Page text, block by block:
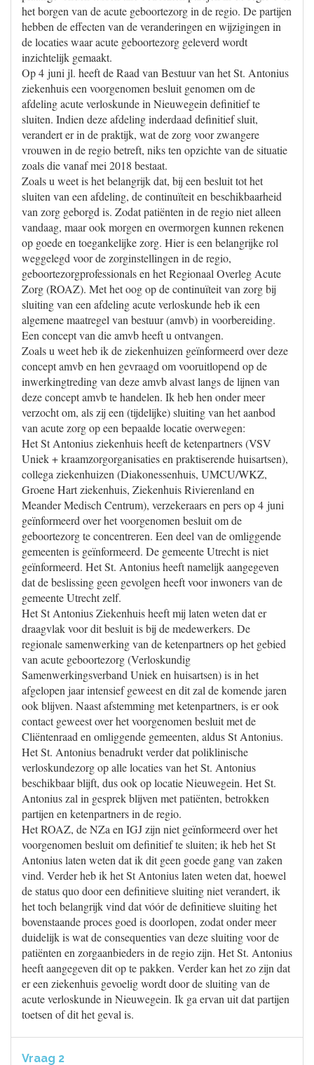
het borgen van de acute geboortezorg in de regio. De partijen
hebben de effecten van de veranderingen en wijzigingen in
de locaties waar acute geboortezorg geleverd wordt
inzichtelijk gemaakt.
Op 4 juni jl. heeft de Raad van Bestuur van het St. Antonius
ziekenhuis een voorgenomen besluit genomen om de
afdeling acute verloskunde in Nieuwegein definitief te
sluiten. Indien deze afdeling inderdaad definitief sluit,
verandert er in de praktijk, wat de zorg voor zwangere
vrouwen in de regio betreft, niks ten opzichte van de situatie
zoals die vanaf mei 2018 bestaat.
Zoals u weet is het belangrijk dat, bij een besluit tot het
sluiten van een afdeling, de continuïteit en beschikbaarheid
van zorg geborgd is. Zodat patiënten in de regio niet alleen
vandaag, maar ook morgen en overmorgen kunnen rekenen
op goede en toegankelijke zorg. Hier is een belangrijke rol
weggelegd voor de zorginstellingen in de regio,
geboortezorgprofessionals en het Regionaal Overleg Acute
Zorg (ROAZ). Met het oog op de continuïteit van zorg bij
sluiting van een afdeling acute verloskunde heb ik een
algemene maatregel van bestuur (amvb) in voorbereiding.
Een concept van die amvb heeft u ontvangen.
Zoals u weet heb ik de ziekenhuizen geïnformeerd over deze
concept amvb en hen gevraagd om vooruitlopend op de
inwerkingtreding van deze amvb alvast langs de lijnen van
deze concept amvb te handelen. Ik heb hen onder meer
verzocht om, als zij een (tijdelijke) sluiting van het aanbod
van acute zorg op een bepaalde locatie overwegen:
Het St Antonius ziekenhuis heeft de ketenpartners (VSV
Uniek + kraamzorgorganisaties en praktiserende huisartsen),
collega ziekenhuizen (Diakonessenhuis, UMCU/WKZ,
Groene Hart ziekenhuis, Ziekenhuis Rivierenland en
Meander Medisch Centrum), verzekeraars en pers op 4 juni
geïnformeerd over het voorgenomen besluit om de
geboortezorg te concentreren. Een deel van de omliggende
gemeenten is geïnformeerd. De gemeente Utrecht is niet
geïnformeerd. Het St. Antonius heeft namelijk aangegeven
dat de beslissing geen gevolgen heeft voor inwoners van de
gemeente Utrecht zelf.
Het St Antonius Ziekenhuis heeft mij laten weten dat er
draagvlak voor dit besluit is bij de medewerkers. De
regionale samenwerking van de ketenpartners op het gebied
van acute geboortezorg (Verloskundig
Samenwerkingsverband Uniek en huisartsen) is in het
afgelopen jaar intensief geweest en dit zal de komende jaren
ook blijven. Naast afstemming met ketenpartners, is er ook
contact geweest over het voorgenomen besluit met de
Cliëntenraad en omliggende gemeenten, aldus St Antonius.
Het St. Antonius benadrukt verder dat poliklinische
verloskundezorg op alle locaties van het St. Antonius
beschikbaar blijft, dus ook op locatie Nieuwegein. Het St.
Antonius zal in gesprek blijven met patiënten, betrokken
partijen en ketenpartners in de regio.
Het ROAZ, de NZa en IGJ zijn niet geïnformeerd over het
voorgenomen besluit om definitief te sluiten; ik heb het St
Antonius laten weten dat ik dit geen goede gang van zaken
vind. Verder heb ik het St Antonius laten weten dat, hoewel
de status quo door een definitieve sluiting niet verandert, ik
het toch belangrijk vind dat vóór de definitieve sluiting het
bovenstaande proces goed is doorlopen, zodat onder meer
duidelijk is wat de consequenties van deze sluiting voor de
patiënten en zorgaanbieders in de regio zijn. Het St. Antonius
heeft aangegeven dit op te pakken. Verder kan het zo zijn dat
er een ziekenhuis gevoelig wordt door de sluiting van de
acute verloskunde in Nieuwegein. Ik ga ervan uit dat partijen
toetsen of dit het geval is.
Vraag 2